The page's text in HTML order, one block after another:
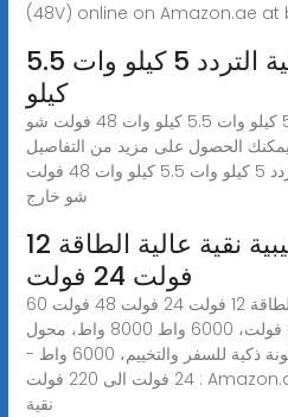
(48V) online on Amazon.ae at
موجة جيبية نقية عالية التردد 5 كيلو وات 5.5
كيلو
موجة جيبية نقية عالية التردد 5 كيلو وات 5.5 كيلو وات 48 فولت شو
الحصول على مزيد من التفاصيل
حول موجة جيبية نقية عالية التردد 5 كيلو وات 5.5 كيلو وات 48 فولت
شو خارج
عاكس موجة جيبية نقية عالية الطاقة 12
فولت 24 فولت
عاكس موجة جيبية نقية عالية الطاقة 12 فولت 24 فولت 48 فولت 60
فولت الى 110 فولت 220 فولت، 6000 واط 8000 واط، محول
كهربائي للسيارة مع شاشة ملونة ذكية للسفر والتخييم، 6000 واط -
24 فولت الى 220 فولت : Amazon.ae: السياراتعاكس موجة جيبية
نقية